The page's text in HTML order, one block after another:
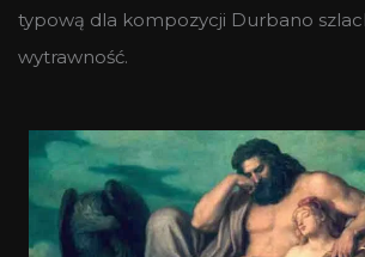
typową dla kompozycji Durbano
wytrawność.